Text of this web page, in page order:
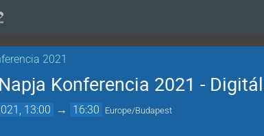
2021
Konferencia 2021 -
13:00 → 16:30 Europe/Budapest